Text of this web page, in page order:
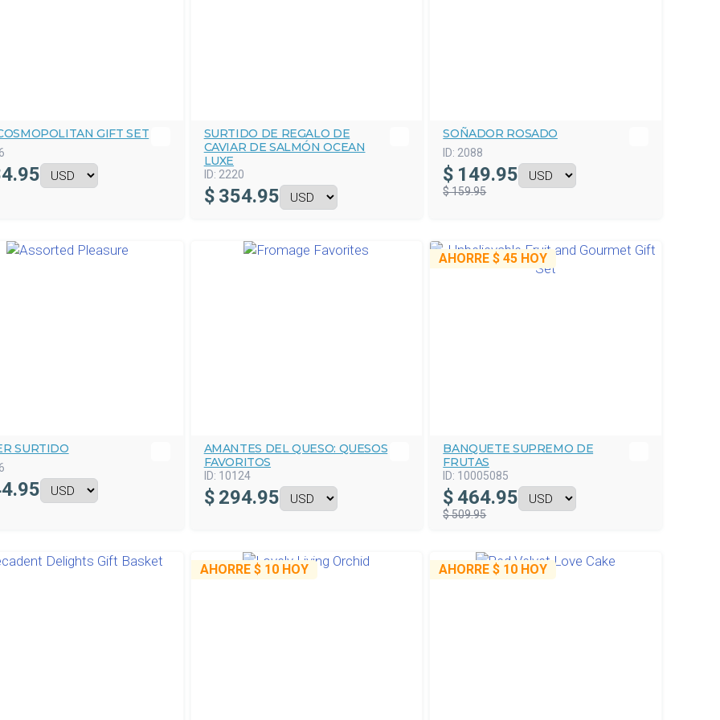
GIFT SET
SURTIDO DE REGALO DE
CAVIAR DE SALMÓN OCEAN
LUXE
ID: 2220
$ 354.95
SOÑADOR ROSADO
ID: 2088
$ 149.95
$ 159.95
SURTIDO
AMANTES DEL QUESO: QUESOS
FAVORITOS
ID: 10124
$ 294.95
AHORRE$ 45 HOY
BANQUETE SUPREMO DE
FRUTAS
ID: 10005085
$ 464.95
$ 509.95
AHORRE $ 10HOY AHORRE$ 10 HOY